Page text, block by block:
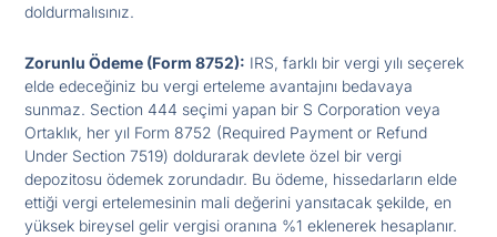
doldurmalısınız.
Zorunlu Ödeme (Form 8752): IRS, farklı bir vergi yılı seçerek
elde edeceğiniz bu vergi erteleme avantajını bedavaya
sunmaz. Section 444 seçimi yapan bir S Corporation veya
Ortaklık, her yıl Form 8752 (Required Payment or Refund
Under Section 7519) doldurarak devlete özel bir vergi
depozitosu ödemek zorundadır. Bu ödeme, hissedarların elde
ettiği vergi ertelemesinin mali değerini yansıtacak şekilde, en
yüksek bireysel gelir vergisi oranına %1 eklenerek hesaplanır.